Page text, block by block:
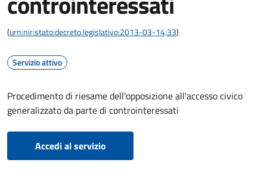
(urn:nir:stato:decreto.legislativo:2013-03-14;33)
Servizio attivo
Procedimento di riesame dell'opposizione all'accesso civico
generalizzato da parte di controinteressati
Accedi al servizio